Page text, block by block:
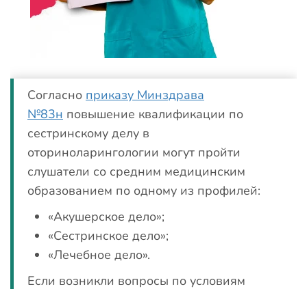
Согласно приказу Минздрава
№83н повышение квалификации по
сестринскому делу в
оториноларингологии могут пройти
слушатели со средним медицинским
образованием по одному из профилей:
«Акушерское дело»;
«Сестринское дело»;
«Лечебное дело».
Если возникли вопросы по условиям